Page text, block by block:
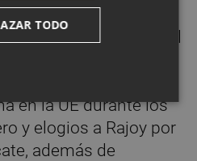
de lista del PP, Miguel
su artillería de
en la UE durante los
y elogios a Rajoy por
además de
TODO